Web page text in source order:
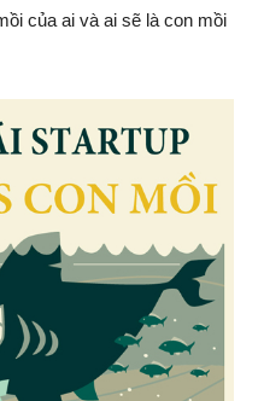
của ai và ai sẽ là con mồi